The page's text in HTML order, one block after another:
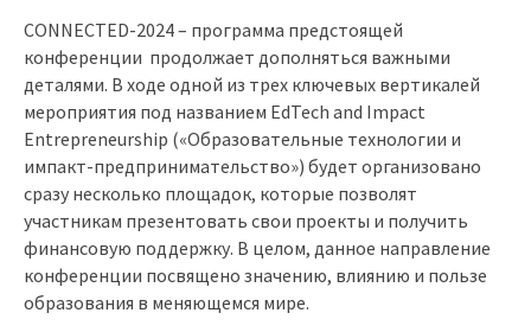
CONNECTED-2024 – программа предстоящей
конференции продолжает дополняться важными
деталями. В ходе одной из трех ключевых вертикалей
мероприятия под названием EdTech and Impact
Entrepreneurship («Образовательные технологии и
импакт-предпринимательство») будет организовано
сразу несколько площадок, которые позволят
участникам презентовать свои проекты и получить
финансовую поддержку. В целом, данное направление
конференции посвящено значению, влиянию и пользе
образования в меняющемся мире.